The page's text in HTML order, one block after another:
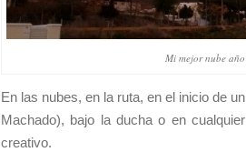
Mi mejor nube
En las nubes, en la ruta, en el inicio de
Machado), bajo la ducha o en
creativo.